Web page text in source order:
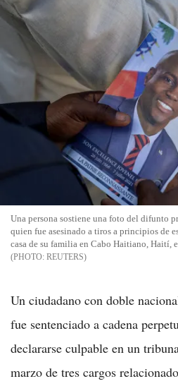
Una persona sostiene una foto del difunto
quien fue asesinado a tiros a principios de
casa de su familia en Cabo Haitiano, Haití,
REUTERS
Un ciudadano con doble
fue sentenciado a cadena
declararse culpable en un
marzo de tres cargos